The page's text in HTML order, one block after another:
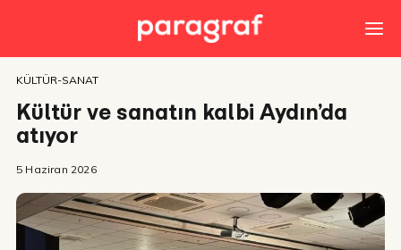
KÜLTÜR-SANAT
Kültür ve sanatın kalbi Aydın’da
atıyor
5 Haziran 2026